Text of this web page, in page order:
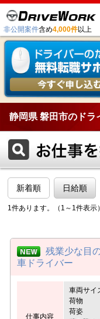
非公開案件含め4,000件以上
静岡県 磐田市のドラ
新着順 日給順
1件あります。（1～1件表示）
残業少な目
車ドライバー
仕事内容
車両サ
荷物 ：
荷姿